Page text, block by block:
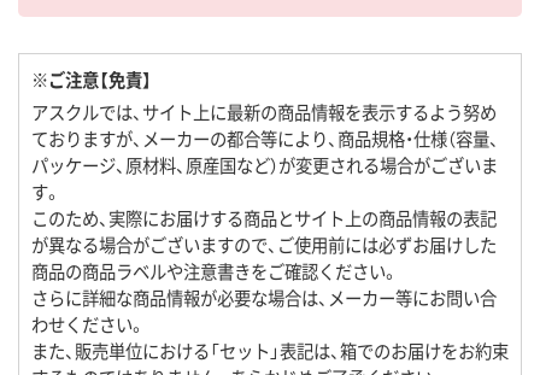
※ご注意【免責】
アスクルでは、サイト上に最新の商品情報を表示するよう努め
ておりますが、メーカーの都合等により、商品規格・仕様（容量、
パッケージ、原材料、原産国など）が変更される場合がございま
す。
このため、実際にお届けする商品とサイト上の商品情報の表記
が異なる場合がございますので、ご使用前には必ずお届けした
商品の商品ラベルや注意書きをご確認ください。
さらに詳細な商品情報が必要な場合は、メーカー等にお問い合
わせください。
また、販売単位における「セット」表記は、箱でのお届けをお約束